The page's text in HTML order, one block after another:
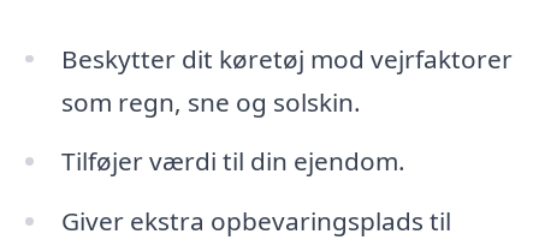
Beskytter dit køretøj mod vejrfaktorer
som regn, sne og solskin.
Tilføjer værdi til din ejendom.
Giver ekstra opbevaringsplads til